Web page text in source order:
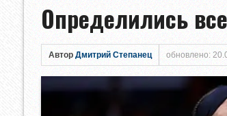
Определились
Автор Дмитрий Степанец обновлено: